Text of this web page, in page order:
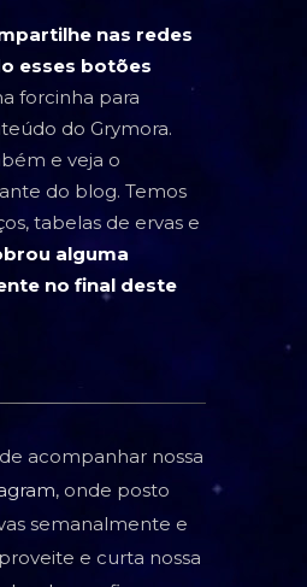
nas redes
esses botões
forcinha para
do Grymora.
e veja o
do blog. Temos
tabelas de ervas e
alguma
no final deste
acompanhar nossa
, onde posto
semanalmente e
e curta nossa